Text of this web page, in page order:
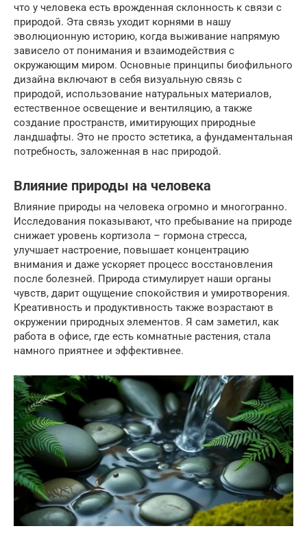
что у человека есть врожденная склонность к связи с
природой. Эта связь уходит корнями в нашу
эволюционную историю, когда выживание напрямую
зависело от понимания и взаимодействия с
окружающим миром. Основные принципы биофильного
дизайна включают в себя визуальную связь с
природой, использование натуральных материалов,
естественное освещение и вентиляцию, а также
создание пространств, имитирующих природные
ландшафты. Это не просто эстетика, а фундаментальная
потребность, заложенная в нас природой.
Влияние природы на человека
Влияние природы на человека огромно и многогранно.
Исследования показывают, что пребывание на природе
снижает уровень кортизола – гормона стресса,
улучшает настроение, повышает концентрацию
внимания и даже ускоряет процесс восстановления
после болезней. Природа стимулирует наши органы
чувств, дарит ощущение спокойствия и умиротворения.
Креативность и продуктивность также возрастают в
окружении природных элементов. Я сам заметил, как
работа в офисе, где есть комнатные растения, стала
намного приятнее и эффективнее.